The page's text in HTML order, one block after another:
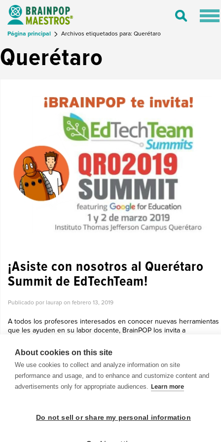
Toggle
Página principal Archivos etiquetados para: Querétaro
Querétaro
¡Asiste con nosotros al Querétaro
Summit de EdTechTeam!
Publicado por laurap on febrero 13, 2019
A todos los profesores interesados en conocer nuevas herramientas
que les ayuden en su labor docente, BrainPOP los invita a
Tomas Jef...
Ver más »
About cookies on this site
We use cookies to collect and analyze information on site
performance and usage, and to enhance and customize content and
advertisements only for appropriate audiences. Learn more
Do not sell or share my personal information